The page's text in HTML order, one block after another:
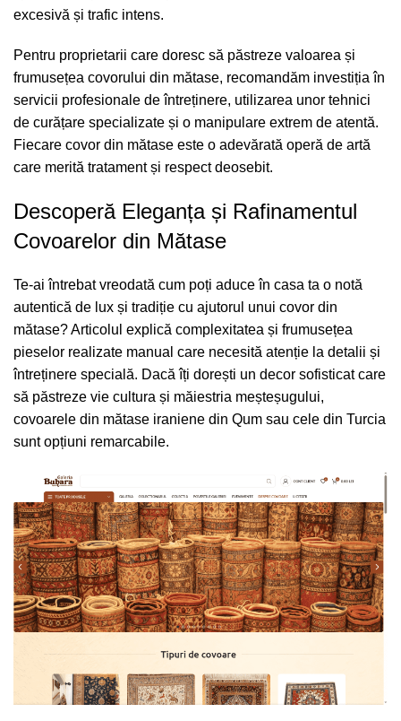
excesivă și trafic intens.
Pentru proprietarii care doresc să păstreze valoarea și
frumusețea covorului din mătase, recomandăm investiția în
servicii profesionale de întreținere, utilizarea unor tehnici
de curățare specializate și o manipulare extrem de atentă.
Fiecare covor din mătase este o adevărată operă de artă
care merită tratament și respect deosebit.
Descoperă Eleganța și Rafinamentul
Covoarelor din Mătase
Te-ai întrebat vreodată cum poți aduce în casa ta o notă
autentică de lux și tradiție cu ajutorul unui covor din
mătase? Articolul explică complexitatea și frumusețea
pieselor realizate manual care necesită atenție la detalii și
întreținere specială. Dacă îți dorești un decor sofisticat care
să păstreze vie cultura și măiestria meșteșugului,
covoarele din mătase iraniene din Qum sau cele din Turcia
sunt opțiuni remarcabile.